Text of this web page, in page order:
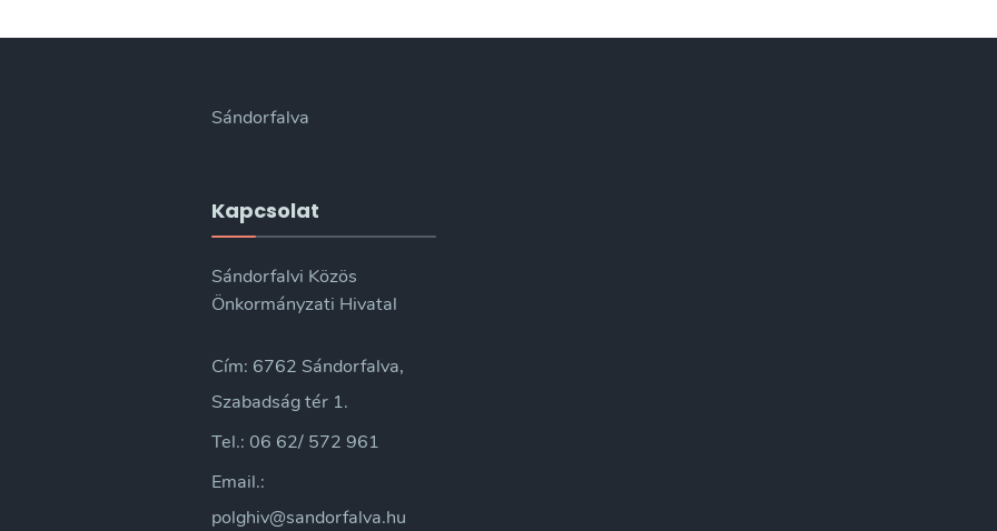
Sándorfalva
Kapcsolat
Sándorfalvi Közös
Önkormányzati Hivatal
Cím: 6762 Sándorfalva,
Szabadság tér 1.
Tel.: 06 62/ 572 961
Email.:
polghiv@sandorfalva.hu